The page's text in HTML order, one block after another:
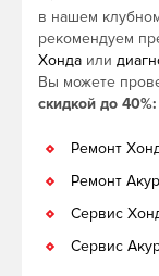
в нашем
рекомендуем
Хонда или
Вы можете
скидкой до 40%:
Ремонт
Ремонт
Сервис
Сервис